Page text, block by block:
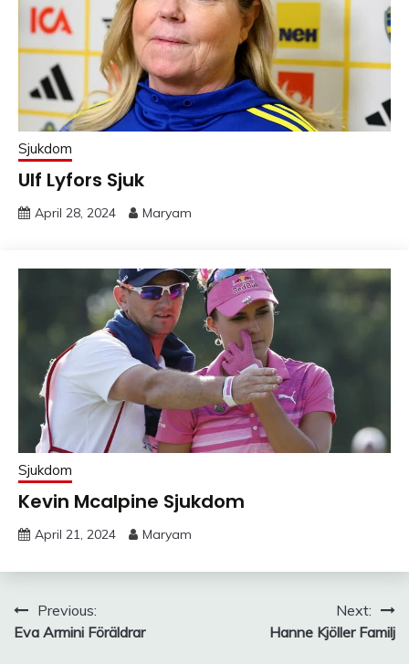
Sjukdom
Ulf Lyfors Sjuk
April 28, 2024 Maryam
Sjukdom
Kevin Mcalpine Sjukdom
April 21, 2024 Maryam
Post
navigation
Previous:
Eva Armini Föräldrar
Next:
Hanne Kjöller Familj